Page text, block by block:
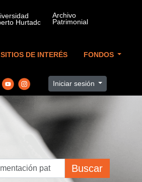
SITIOS DE INTERÉS FONDOS
Iniciar sesión
Buscar